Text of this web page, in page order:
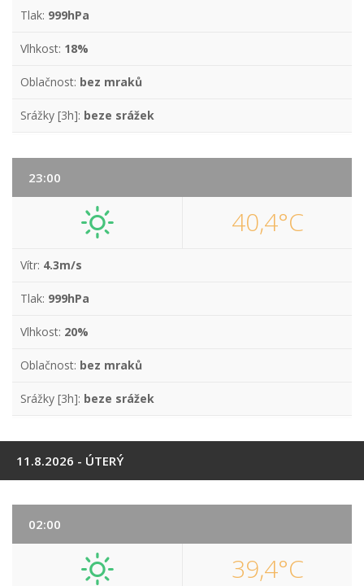
Tlak: 999hPa
Vlhkost: 18%
Oblačnost: bez mraků
Srážky [3h]: beze srážek
23:00
40,4°C
Vítr: 4.3m/s
Tlak: 999hPa
Vlhkost: 20%
Oblačnost: bez mraků
Srážky [3h]: beze srážek
11.8.2026 - ÚTERÝ
02:00
39,4°C